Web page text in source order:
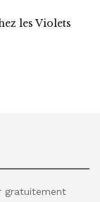
les Violets
gratuitement